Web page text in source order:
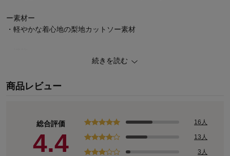
ー素材ー
・軽やかな着心地の梨地カットソー素材
オリジナル商品も多数品揃え！ディズニーファンタジーショップ
続きを読む
商品レビュー
総合評価
4.4
16人
13人
3人